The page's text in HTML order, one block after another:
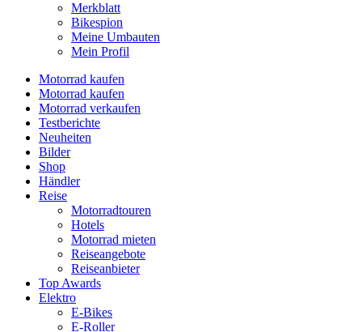
Merkblatt
Bikespion
Meine Umbauten
Mein Profil
Motorrad kaufen
Motorrad kaufen
Motorrad verkaufen
Testberichte
Neuheiten
Bilder
Shop
Händler
Reise
Motorradtouren
Hotels
Motorrad mieten
Reiseangebote
Reiseanbieter
Top Awards
Elektro
E-Bikes
E-Roller